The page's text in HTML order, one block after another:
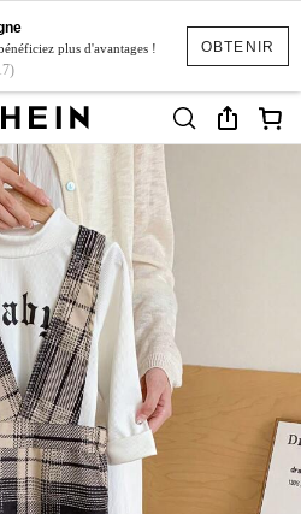
OBTENIR
plus d'avantages !